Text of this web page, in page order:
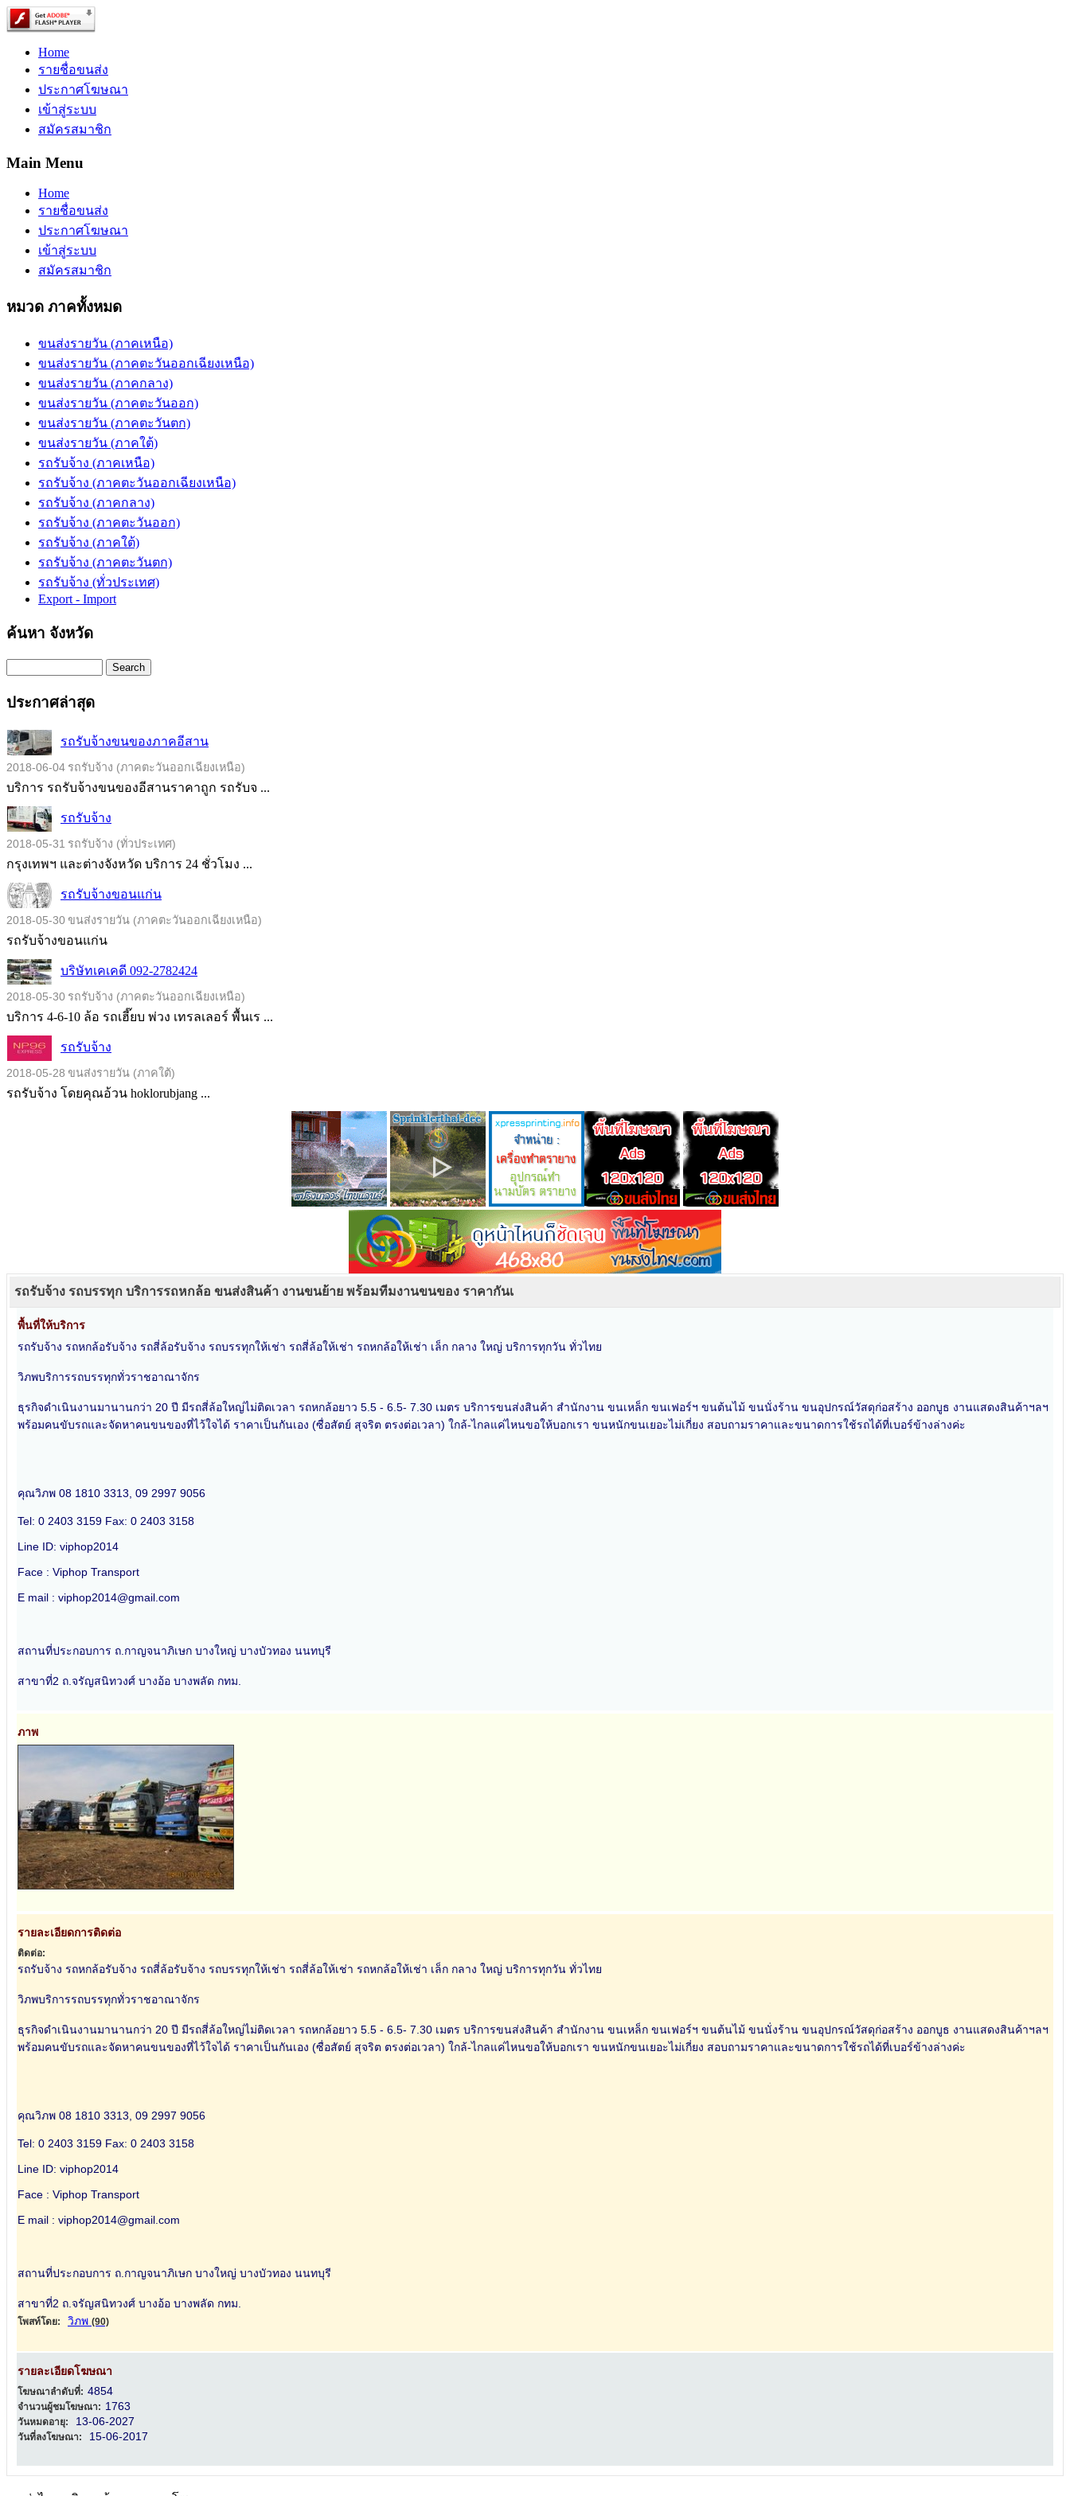
Home
รายชื่อขนส่ง
ประกาศโฆษณา
เข้าสู่ระบบ
สมัครสมาชิก
Main Menu
Home
รายชื่อขนส่ง
ประกาศโฆษณา
เข้าสู่ระบบ
สมัครสมาชิก
หมวด ภาคทั้งหมด
ขนส่งรายวัน (ภาคเหนือ)
ขนส่งรายวัน (ภาคตะวันออกเฉียงเหนือ)
ขนส่งรายวัน (ภาคกลาง)
ขนส่งรายวัน (ภาคตะวันออก)
ขนส่งรายวัน (ภาคตะวันตก)
ขนส่งรายวัน (ภาคใต้)
รถรับจ้าง (ภาคเหนือ)
รถรับจ้าง (ภาคตะวันออกเฉียงเหนือ)
รถรับจ้าง (ภาคกลาง)
รถรับจ้าง (ภาคตะวันออก)
รถรับจ้าง (ภาคใต้)
รถรับจ้าง (ภาคตะวันตก)
รถรับจ้าง (ทั่วประเทศ)
Export - Import
ค้นหา จังหวัด
Search
ประกาศล่าสุด
รถรับจ้างขนของภาคอีสาน
2018-06-04 รถรับจ้าง (ภาคตะวันออกเฉียงเหนือ)
บริการ รถรับจ้างขนของอีสานราคาถูก รถรับจ ...
รถรับจ้าง
2018-05-31 รถรับจ้าง (ทั่วประเทศ)
กรุงเทพฯ และต่างจังหวัด บริการ 24 ชั่วโมง ...
รถรับจ้างขอนแก่น
2018-05-30ขนส่งรายวัน (ภาคตะวันออกเฉียงเหนือ)
รถรับจ้างขอนแก่น
บริษัทเคเคดี 092-2782424
2018-05-30 รถรับจ้าง (ภาคตะวันออกเฉียงเหนือ)
บริการ 4-6-10 ล้อ รถเฮี๊ยบ พ่วง เทรลเลอร์ พื้นเร ...
รถรับจ้าง
2018-05-28 ขนส่งรายวัน (ภาคใต้)
รถรับจ้าง โดยคุณอ้วน hoklorubjang ...
รถรับจ้าง รถบรรทุก บริการรถหกล้อ ขนส่งสินค้า งานขนย้าย พร้อมทีมงานขนของ ราคากันเ
พื้นที่ให้บริการ
รถรับจ้าง รถหกล้อรับจ้าง รถสี่ล้อรับจ้าง รถบรรทุกให้เช่า รถสี่ล้อให้เช่า รถหกล้อให้เช่า เล็ก กลาง ใหญ่ บริการทุกวัน ทั่วไทย
วิภพบริการรถบรรทุกทั่วราชอาณาจักร
ธุรกิจดำเนินงานมานานกว่า 20 ปี มีรถสี่ล้อใหญ่ไม่ติดเวลา รถหกล้อยาว 5.5 - 6.5- 7.30 เมตร บริการขนส่งสินค้า สำนักงาน ขนเหล็ก ขนเฟอร์ฯ ขนต้นไม้ ขนนั่งร้าน ขนอุปกรณ์วัสดุก่อสร้าง ออกบูธ งานแสดงสินค้าฯลฯ
พร้อมคนขับรถและจัดหาคนขนของที่ไว้ใจได้ ราคาเป็นกันเอง (ซื่อสัตย์ สุจริต ตรงต่อเวลา) ใกล้-ไกลแค่ไหนขอให้บอกเรา ขนหนักขนเยอะไม่เกี่ยง สอบถามราคาและขนาดการใช้รถได้ที่เบอร์ข้างล่างค่ะ
คุณวิภพ 08 1810 3313, 09 2997 9056
Tel: 0 2403 3159 Fax: 0 2403 3158
Line ID: viphop2014
Face : Viphop Transport
E mail : viphop2014@gmail.com
สถานที่ประกอบการ ถ.กาญจนาภิเษก บางใหญ่ บางบัวทอง นนทบุรี
สาขาที่2 ถ.จรัญสนิทวงศ์ บางอ้อ บางพลัด กทม.
ภาพ
รายละเอียดการติดต่อ
ติดต่อ:
รถรับจ้าง รถหกล้อรับจ้าง รถสี่ล้อรับจ้าง รถบรรทุกให้เช่า รถสี่ล้อให้เช่า รถหกล้อให้เช่า เล็ก กลาง ใหญ่ บริการทุกวัน ทั่วไทย
วิภพบริการรถบรรทุกทั่วราชอาณาจักร
ธุรกิจดำเนินงานมานานกว่า 20 ปี มีรถสี่ล้อใหญ่ไม่ติดเวลา รถหกล้อยาว 5.5 - 6.5- 7.30 เมตร บริการขนส่งสินค้า สำนักงาน ขนเหล็ก ขนเฟอร์ฯ ขนต้นไม้ ขนนั่งร้าน ขนอุปกรณ์วัสดุก่อสร้าง ออกบูธ งานแสดงสินค้าฯลฯ
พร้อมคนขับรถและจัดหาคนขนของที่ไว้ใจได้ ราคาเป็นกันเอง (ซื่อสัตย์ สุจริต ตรงต่อเวลา) ใกล้-ไกลแค่ไหนขอให้บอกเรา ขนหนักขนเยอะไม่เกี่ยง สอบถามราคาและขนาดการใช้รถได้ที่เบอร์ข้างล่างค่ะ
คุณวิภพ 08 1810 3313, 09 2997 9056
Tel: 0 2403 3159 Fax: 0 2403 3158
Line ID: viphop2014
Face : Viphop Transport
E mail : viphop2014@gmail.com
สถานที่ประกอบการ ถ.กาญจนาภิเษก บางใหญ่ บางบัวทอง นนทบุรี
สาขาที่2 ถ.จรัญสนิทวงศ์ บางอ้อ บางพลัด กทม.
โพสท์โดย: วิภพ (90)
รายละเอียดโฆษณา
โฆษณาลำดับที่: 4854
จำนวนผู้ชมโฆษณา: 1763
วันหมดอายุ: 13-06-2027
วันที่ลงโฆษณา: 15-06-2017